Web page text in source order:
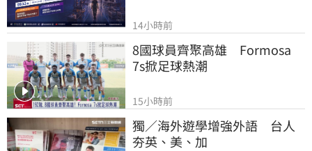
14小時前
8國球員齊聚高雄　Formosa
7s掀足球熱潮
15小時前
獨／海外遊學增強外語　台人
夯英、美、加